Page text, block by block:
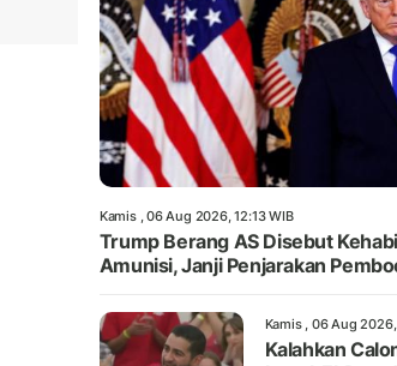
Kamis , 06 Aug 2026, 12:13 WIB
Trump Berang AS Disebut
Amunisi, Janji Penjarakan
Kamis , 06 Aug 2026,
Kalahkan